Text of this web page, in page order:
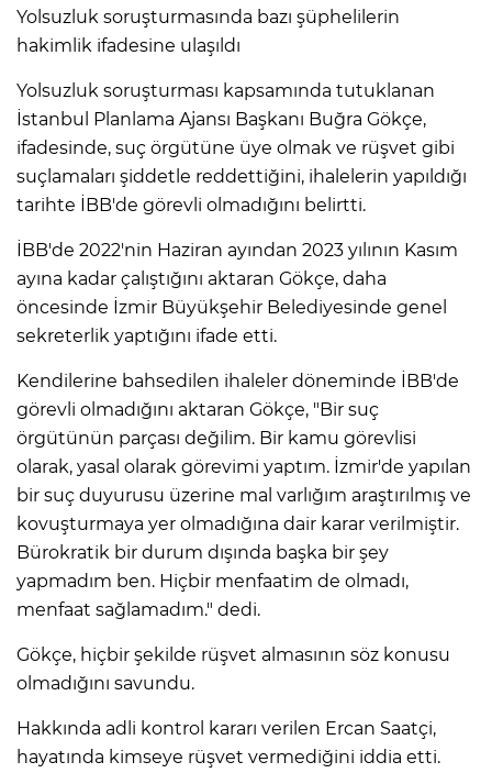
Yolsuzluk soruşturmasında bazı şüphelilerin
hakimlik ifadesine ulaşıldı
Yolsuzluk soruşturması kapsamında tutuklanan
İstanbul Planlama Ajansı Başkanı Buğra Gökçe,
ifadesinde, suç örgütüne üye olmak ve rüşvet gibi
suçlamaları şiddetle reddettiğini, ihalelerin yapıldığı
tarihte İBB'de görevli olmadığını belirtti.
İBB'de 2022'nin Haziran ayından 2023 yılının Kasım
ayına kadar çalıştığını aktaran Gökçe, daha
öncesinde İzmir Büyükşehir Belediyesinde genel
sekreterlik yaptığını ifade etti.
Kendilerine bahsedilen ihaleler döneminde İBB'de
görevli olmadığını aktaran Gökçe, "Bir suç
örgütünün parçası değilim. Bir kamu görevlisi
olarak, yasal olarak görevimi yaptım. İzmir'de yapılan
bir suç duyurusu üzerine mal varlığım araştırılmış ve
kovuşturmaya yer olmadığına dair karar verilmiştir.
Bürokratik bir durum dışında başka bir şey
yapmadım ben. Hiçbir menfaatim de olmadı,
menfaat sağlamadım." dedi.
Gökçe, hiçbir şekilde rüşvet almasının söz konusu
olmadığını savundu.
Hakkında adli kontrol kararı verilen Ercan Saatçi,
hayatında kimseye rüşvet vermediğini iddia etti.